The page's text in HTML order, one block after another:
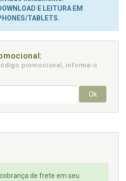
E LEITURA EM
TABLETS.
promocional, informe-o
Ok
de frete em seu